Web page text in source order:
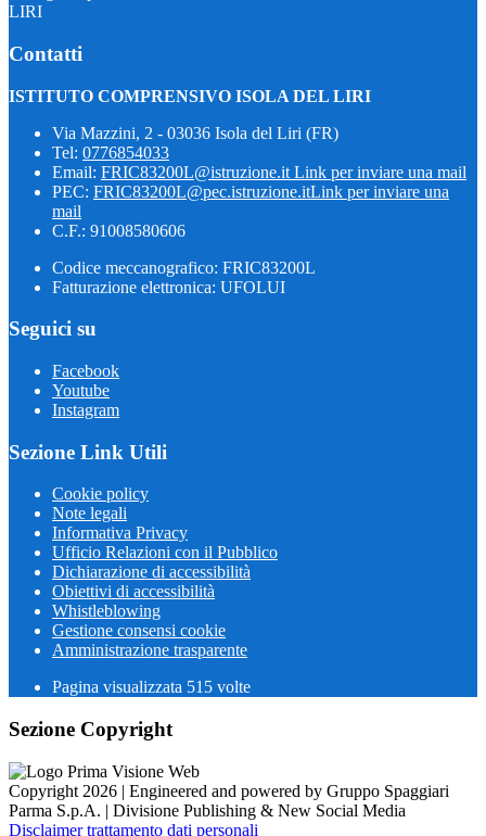
LIRI
Contatti
ISTITUTO COMPRENSIVO ISOLA DEL LIRI
Via Mazzini, 2 - 03036 Isola del Liri (FR)
Tel: 0776854033
Email: FRIC83200L@istruzione.it Link per inviare una mail
PEC: FRIC83200L@pec.istruzione.itLink per inviare una
mail
C.F.: 91008580606
Codice meccanografico: FRIC83200L
Fatturazione elettronica: UFOLUI
Seguici su
Facebook
Youtube
Instagram
Sezione Link Utili
Cookie policy
Note legali
Informativa Privacy
Ufficio Relazioni con il Pubblico
Dichiarazione di accessibilità
Obiettivi di accessibilità
Whistleblowing
Gestione consensi cookie
Amministrazione trasparente
Pagina visualizzata 515 volte
Sezione Copyright
Copyright 2026 | Engineered and powered by Gruppo Spaggiari
Parma S.p.A. | Divisione Publishing & New Social Media
Disclaimer trattamento dati personali